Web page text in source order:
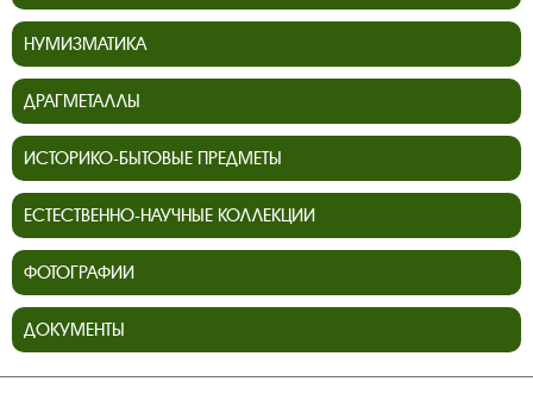
НУМИЗМАТИКА
ДРАГМЕТАЛЛЫ
ИСТОРИКО-БЫТОВЫЕ ПРЕДМЕТЫ
ЕСТЕСТВЕННО-НАУЧНЫЕ КОЛЛЕКЦИИ
ФОТОГРАФИИ
ДОКУМЕНТЫ